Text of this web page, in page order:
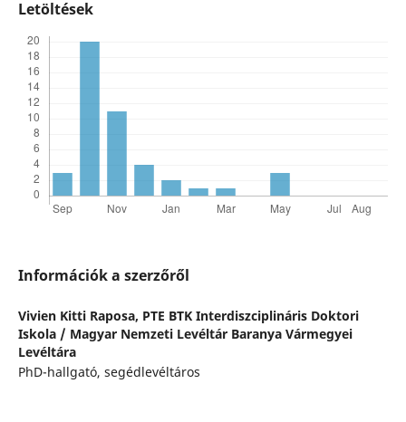
Letöltések
Információk a szerzőről
Vivien Kitti Raposa, PTE BTK Interdiszciplináris Doktori
Iskola / Magyar Nemzeti Levéltár Baranya Vármegyei
Levéltára
PhD-hallgató, segédlevéltáros